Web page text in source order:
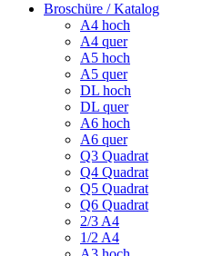
Broschüre / Katalog
A4 hoch
A4 quer
A5 hoch
A5 quer
DL hoch
DL quer
A6 hoch
A6 quer
Q3 Quadrat
Q4 Quadrat
Q5 Quadrat
Q6 Quadrat
2/3 A4
1/2 A4